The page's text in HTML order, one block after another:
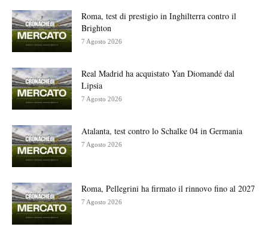
Roma, test di prestigio in Inghilterra contro il
Brighton
7 Agosto 2026
Real Madrid ha acquistato Yan Diomandé dal
Lipsia
7 Agosto 2026
Atalanta, test contro lo Schalke 04 in Germania
7 Agosto 2026
Roma, Pellegrini ha firmato il rinnovo fino al 2027
7 Agosto 2026